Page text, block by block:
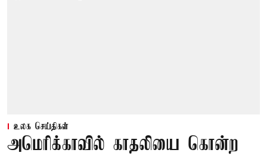
உலக செய்திகள்
அமெரிக்காவில் காதலியை கொன்ற